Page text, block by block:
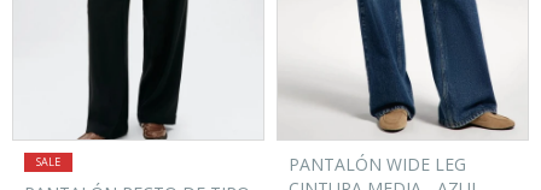
PANTALÓN WIDE LEG